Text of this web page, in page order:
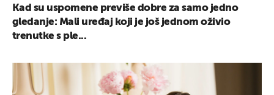
Kad su uspomene previše dobre za samo jedno
gledanje: Mali uređaj koji je još jednom oživio
trenutke s ple...